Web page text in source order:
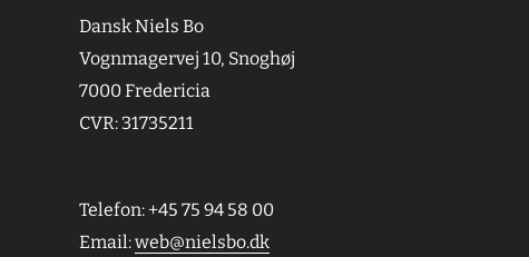
Dansk Niels Bo
Vognmagervej 10, Snoghøj
7000 Fredericia
CVR: 31735211
Telefon: +45 75 94 58 00
Email:web@nielsbo.dk